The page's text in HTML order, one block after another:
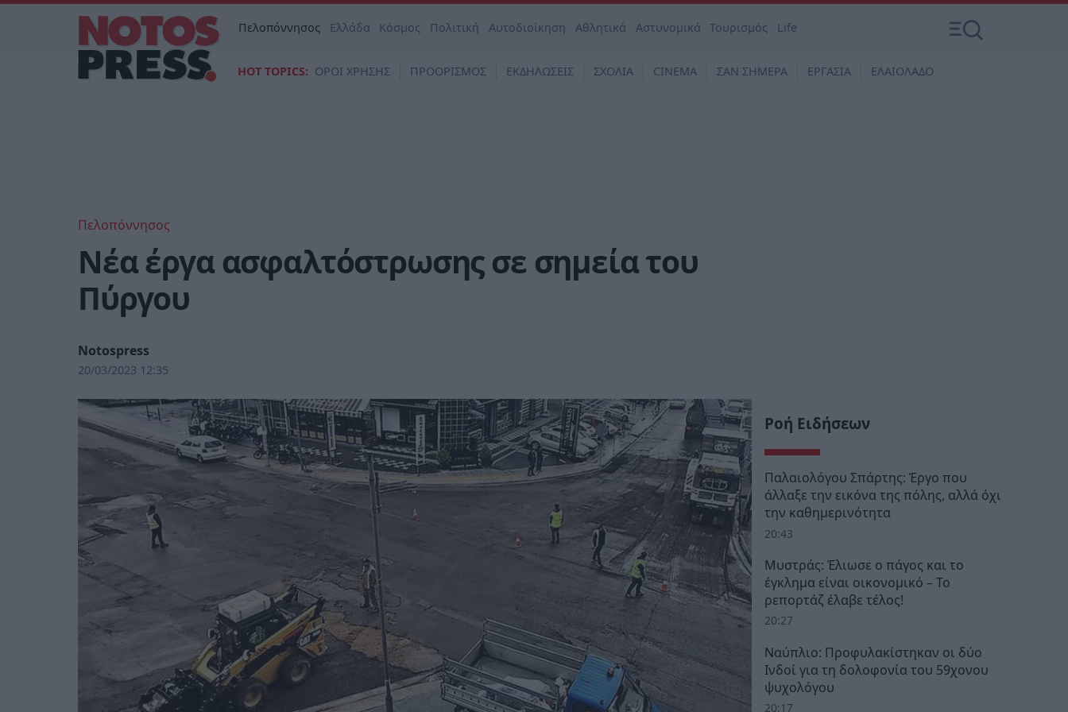
Πελοπόννησος Ελλάδα Κόσμος Πολιτική Αυτοδιοίκηση Αθλητικά Αστυνομικά Τουρισμός Life
HOT TOPICS: ΟΡΟΙ ΧΡΗΣΗΣ ΠΡΟΟΡΙΣΜΟΣ ΕΚΔΗΛΩΣΕΙΣ ΣΧΟΛΙΑ CINEMA ΣΑΝ ΣΗΜΕΡΑ ΕΡΓΑΣΙΑ ΕΛΑΙΟΛΑΔΟ
Πελοπόννησος
Νέα έργα ασφαλτόστρωσης σε σημεία του
Πύργου
Notospress
20/03/2023 12:35
Ροή Ειδήσεων
Παλαιολόγου Σπάρτης: Έργο που
άλλαξε την εικόνα της πόλης, αλλά όχι
την καθημερινότητα
20:43
Μυστράς: Έλιωσε ο πάγος και το
έγκλημα είναι οικονομικό – Το
ρεπορτάζ έλαβε τέλος!
20:27
Ναύπλιο: Προφυλακίστηκαν οι δύο
Ινδοί για τη δολοφονία του 59χονου
ψυχολόγου
20:17